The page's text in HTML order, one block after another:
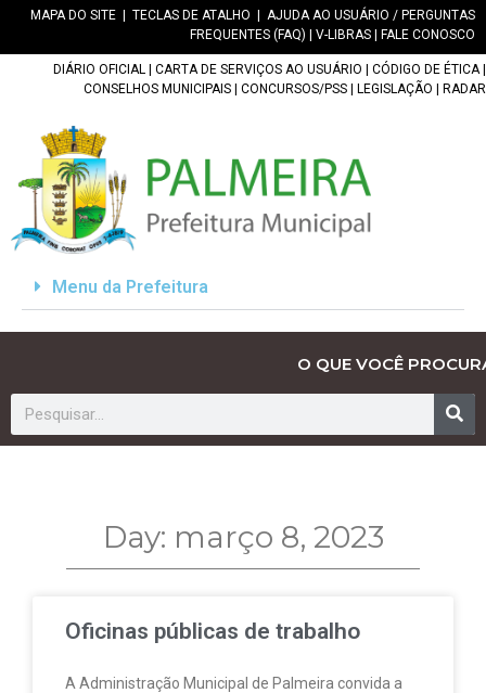
MAPA DO SITE TECLAS DE ATALHO
AJUDA AO USUÁRIO / PERGUNTAS
FREQUENTES (FAQ)
V-LIBRAS FALE CONOSCO
DIÁRIO OFICIAL CARTA DE SERVIÇOS AO USUÁRIO CÓDIGO DE ÉTICA|
CONSELHOS MUNICIPAIS
CONCURSOS/PSS LEGISLAÇÃO RADAR
Menu da Prefeitura
O QUE VOCÊ
Day: março 8, 2023
Oficinas públicas de trabalho
A Administração Municipal de Palmeira convida a